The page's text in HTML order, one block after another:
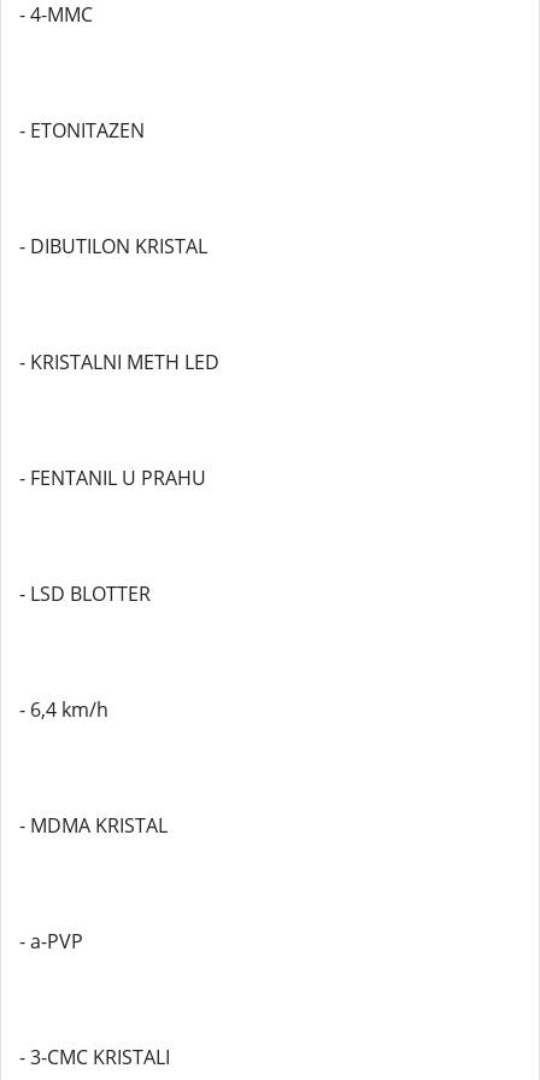
- 4-MMC
- ETONITAZEN
- DIBUTILON KRISTAL
- KRISTALNI METH LED
- FENTANIL U PRAHU
- LSD BLOTTER
- 6,4 km/h
- MDMA KRISTAL
- a-PVP
- 3-CMC KRISTALI